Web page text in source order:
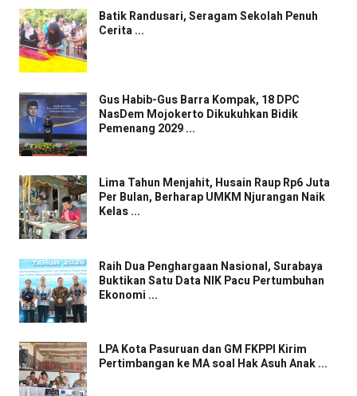
Batik Randusari, Seragam Sekolah Penuh
Cerita ...
Gus Habib-Gus Barra Kompak, 18 DPC
NasDem Mojokerto Dikukuhkan Bidik
Pemenang 2029 ...
Lima Tahun Menjahit, Husain Raup Rp6 Juta
Per Bulan, Berharap UMKM Njurangan Naik
Kelas ...
Raih Dua Penghargaan Nasional, Surabaya
Buktikan Satu Data NIK Pacu Pertumbuhan
Ekonomi ...
LPA Kota Pasuruan dan GM FKPPI Kirim
Pertimbangan ke MA soal Hak Asuh Anak ...